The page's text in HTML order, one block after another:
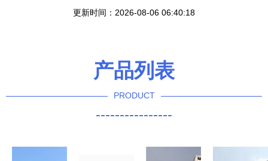
更新时间：2026-08-06 06:40:18
产品列表
PRODUCT
----------------